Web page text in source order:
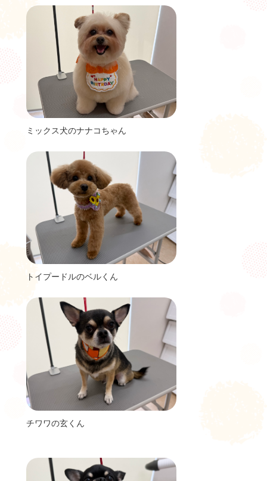
ミックス犬のナナコちゃん
トイプードルのベルくん
チワワの玄くん